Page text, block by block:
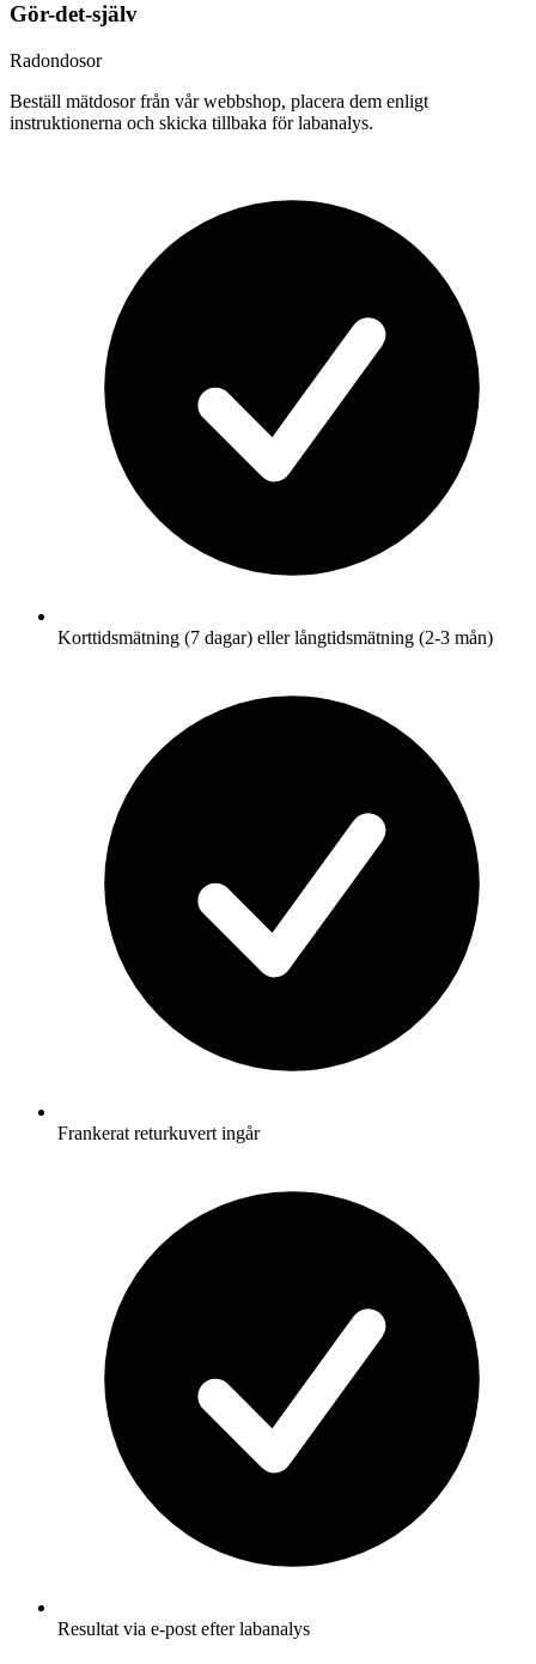
Gör-det-själv
Radondosor
Beställ mätdosor från vår webbshop, placera dem enligt
instruktionerna och skicka tillbaka för labanalys.
Korttidsmätning (7 dagar) eller långtidsmätning (2-3 mån)
Frankerat returkuvert ingår
Resultat via e-post efter labanalys